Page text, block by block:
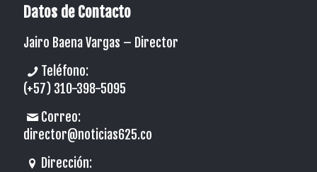
Datos de Contacto
Jairo Baena Vargas – Director
Teléfono:
(+57) 310-398-5095
Correo:
director@noticias625.co
Dirección: